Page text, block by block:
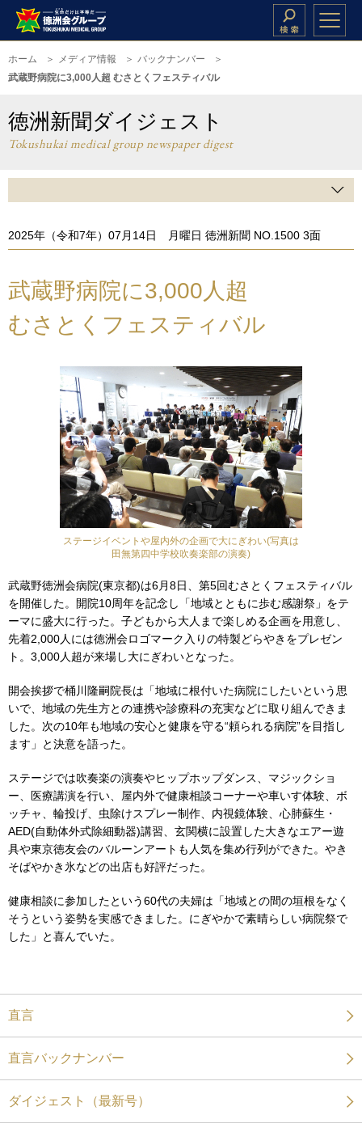
ホーム メディア情報
バックナンバー
武蔵野病院に3,000人超 むさとくフェスティバル
徳洲新聞ダイジェスト
Tokushukai medical group newspaper digest
2025年（令和7年）07月14日 月曜日 徳洲新聞 NO.1500 3面
武蔵野病院に3,000人超
むさとくフェスティバル
ステージイベントや屋内外の企画で大にぎわい(写真は
田無第四中学校吹奏楽部の演奏)
武蔵野徳洲会病院(東京都)は6月8日、第5回むさとくフェスティバル
を開催した。開院10周年を記念し「地域とともに歩む感謝祭」をテ
ーマに盛大に行った。子どもから大人まで楽しめる企画を用意し、
先着2,000人には徳洲会ロゴマーク入りの特製どらやきをプレゼン
ト。3,000人超が来場し大にぎわいとなった。
開会挨拶で桶川隆嗣院長は「地域に根付いた病院にしたいという思
いで、地域の先生方との連携や診療科の充実などに取り組んできま
した。次の10年も地域の安心と健康を守る“頼られる病院”を目指し
ます」と決意を語った。
ステージでは吹奏楽の演奏やヒップホップダンス、マジックショ
ー、医療講演を行い、屋内外で健康相談コーナーや車いす体験、ボ
ッチャ、輪投げ、虫除けスプレー制作、内視鏡体験、心肺蘇生・
AED(自動体外式除細動器)講習、玄関横に設置した大きなエアー遊
具や東京徳友会のバルーンアートも人気を集め行列ができた。やき
そばやかき氷などの出店も好評だった。
健康相談に参加したという60代の夫婦は「地域との間の垣根をなく
そうという姿勢を実感できました。にぎやかで素晴らしい病院祭で
した」と喜んでいた。
直言
直言バックナンバー
ダイジェスト（最新号）